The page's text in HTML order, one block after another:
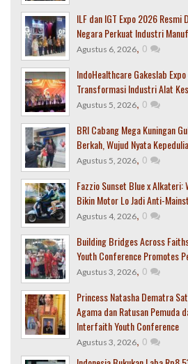
ILF dan IGT Expo 2026
Negara Perkuat Industri
Agustus 6, 2026, 0
IndoHealthcare Gakeslab
Transformasi Industri Alat
Agustus 5, 2026, 0
BRI Cabang Mega Kuningan
Berkah, Wujud Nyata
Agustus 5, 2026, 0
Fazzio Sunset Blue x
Bikin Motor Lo Jadi Anti-
Agustus 4, 2026, 0
Building Bridges Across
Youth Conference Promotes
Agustus 3, 2026, 0
Princess Natasha Dematra
Agama dan Ratusan Pemuda
Interfaith Youth Conference
Agustus 3, 2026, 0